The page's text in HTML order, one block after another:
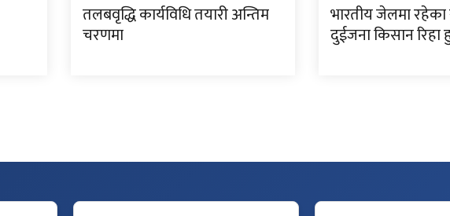
तलबवृद्धि कार्यविधि तयारी अन्तिम
चरणमा
भारतीय जेलमा रहेका
दुईजना किसान रिहा